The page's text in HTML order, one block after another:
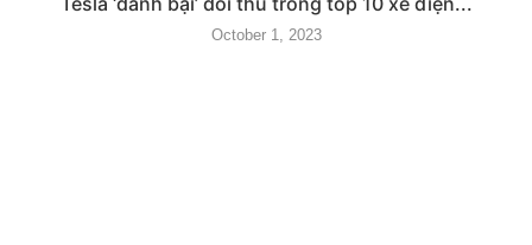
October 1, 2023